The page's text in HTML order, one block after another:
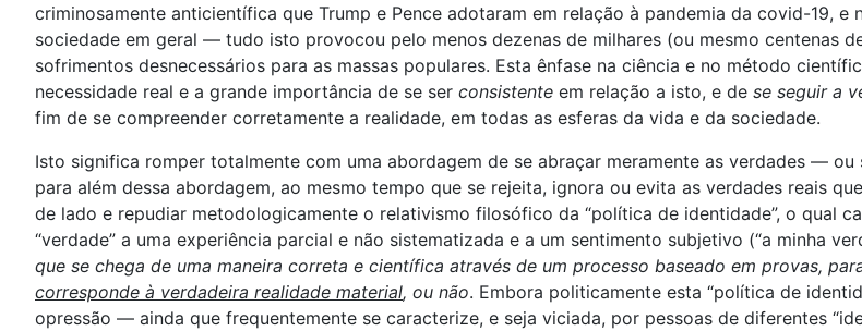
criminosamente anticientífica que Trump e Pence adotaram em relação à pandemia da covid-19,
sociedade em geral — tudo isto provocou pelo menos dezenas de milhares (ou mesmo centenas
sofrimentos desnecessários para as massas populares. Esta ênfase na ciência e no método
necessidade real e a grande importância de se ser consistente em relação a isto, e de se seguir a
fim de se compreender corretamente a realidade, em todas as esferas da vida e da sociedade.
Isto significa romper totalmente com uma abordagem de se abraçar meramente as verdades —
para além dessa abordagem, ao mesmo tempo que se rejeita, ignora ou evita as verdades reais
de lado e repudiar metodologicamente o relativismo filosófico da “política de identidade”, o qual
“verdade” a uma experiência parcial e não sistematizada e a um sentimento subjetivo (“a minha
que se chega de uma maneira correta e científica através de um processo baseado em provas,
corresponde à verdadeira realidade material, ou não. Embora politicamente esta “política de
opressão — ainda que frequentemente se caracterize, e seja viciada, por pessoas de diferentes